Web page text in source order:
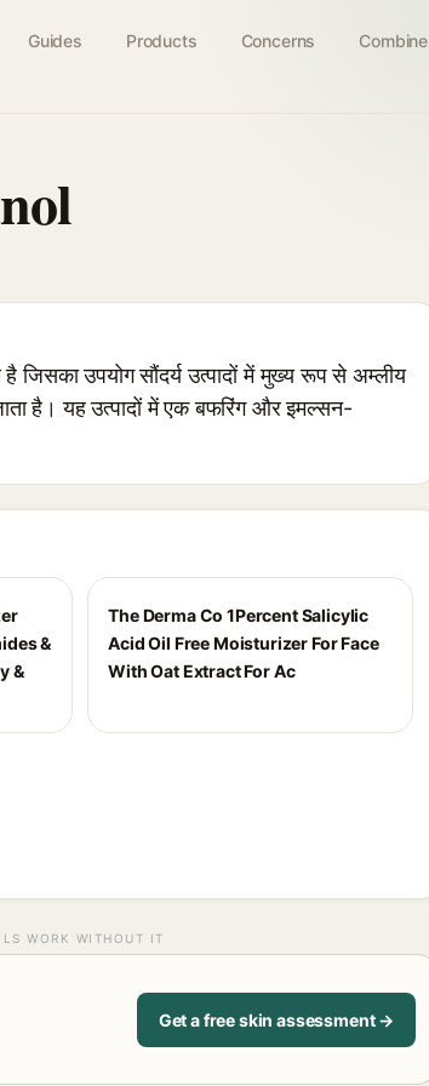
Guides Products Concerns Combine
उपयोग सौंदर्य उत्पादों में मुख्य रूप से अम्लीय
है। यह उत्पादों में एक बफरिंग और इमल्सन-
&
&
The Derma Co 1Percent Salicylic
Acid Oil Free Moisturizer For Face
With Oat Extract For Ac
WORK WITHOUT IT
Get a free skin assessment →